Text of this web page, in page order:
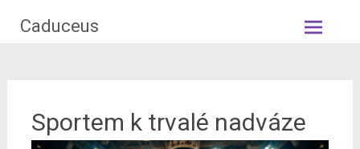
Caduceus
Skip
to
Sportem k trvalé nadváze